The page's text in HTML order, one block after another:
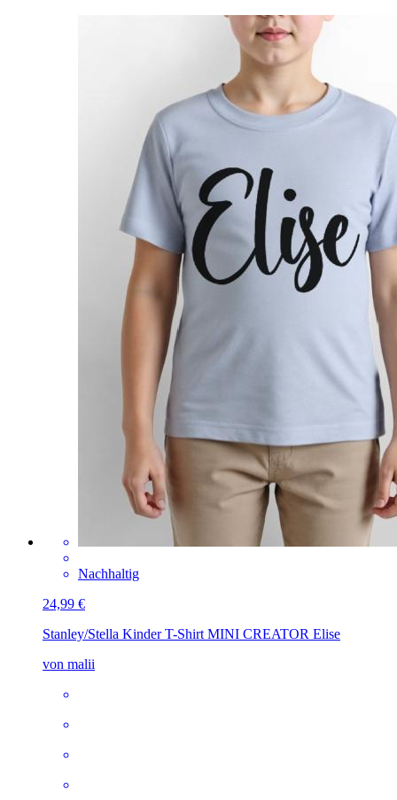
Nachhaltig
24,99 €
Stanley/Stella Kinder T-Shirt MINI CREATOR Elise
von malii